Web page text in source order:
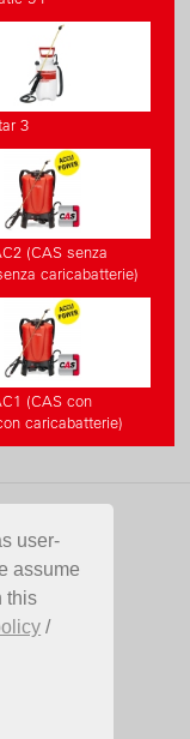
user-
assume
this
/
3
(CAS senza
caricabatterie)
(CAS con
caricabatterie)